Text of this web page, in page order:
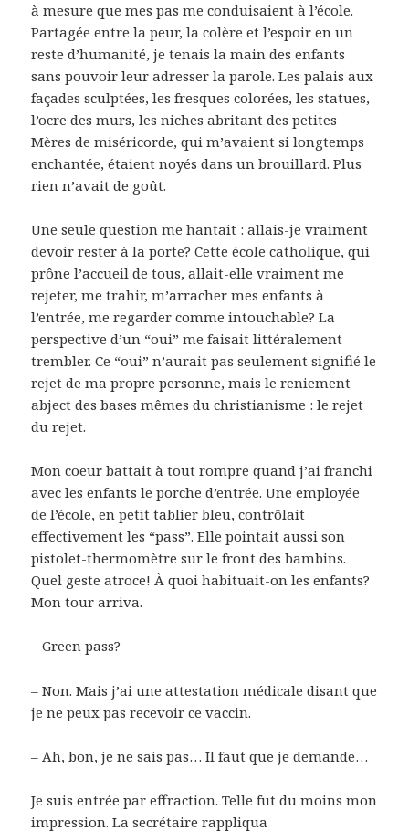
à mesure que mes pas me conduisaient à l’école.
Partagée entre la peur, la colère et l’espoir en un
reste d’humanité, je tenais la main des enfants
sans pouvoir leur adresser la parole. Les palais aux
façades sculptées, les fresques colorées, les statues,
l’ocre des murs, les niches abritant des petites
Mères de miséricorde, qui m’avaient si longtemps
enchantée, étaient noyés dans un brouillard. Plus
rien n’avait de goût.
Une seule question me hantait : allais-je vraiment
devoir rester à la porte? Cette école catholique, qui
prône l’accueil de tous, allait-elle vraiment me
rejeter, me trahir, m’arracher mes enfants à
l’entrée, me regarder comme intouchable? La
perspective d’un “oui” me faisait littéralement
trembler. Ce “oui” n’aurait pas seulement signifié le
rejet de ma propre personne, mais le reniement
abject des bases mêmes du christianisme : le rejet
du rejet.
Mon coeur battait à tout rompre quand j’ai franchi
avec les enfants le porche d’entrée. Une employée
de l’école, en petit tablier bleu, contrôlait
effectivement les “pass”. Elle pointait aussi son
pistolet-thermomètre sur le front des bambins.
Quel geste atroce! À quoi habituait-on les enfants?
Mon tour arriva.
–Green pass?
– Non. Mais j’ai une attestation médicale disant que
je ne peux pas recevoir ce vaccin.
– Ah, bon, je ne sais pas… Il faut que je demande…
Je suis entrée par effraction. Telle fut du moins mon
impression. La secrétaire rappliqua